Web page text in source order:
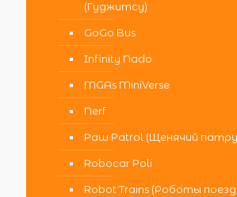
(Гуджитсу)
GoGo Bus
Infinity Nado
MGAs MiniVerse
Nerf
Paw Patrol (Щенячий
Robocar Poli
Robot Trains (Роботы